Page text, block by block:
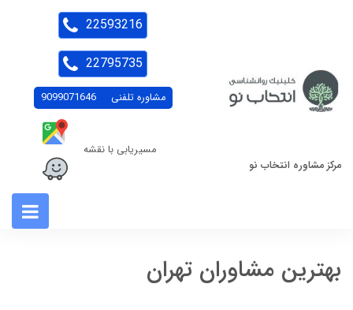
مرکز مشاوره انتخاب نو
مشاوره تلفنی 9099071646
مسیریابی با نقشه
22593216
22795735
بهترین مشاوران تهران